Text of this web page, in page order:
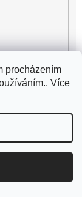
procházením
Více